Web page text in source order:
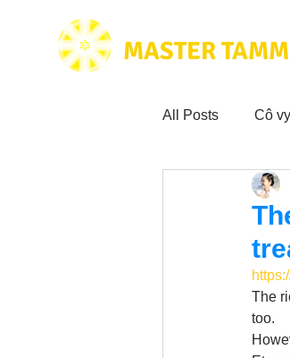
MASTER
All Posts Cô
Hoạt động vì
Trích dẫn hay
The
too.